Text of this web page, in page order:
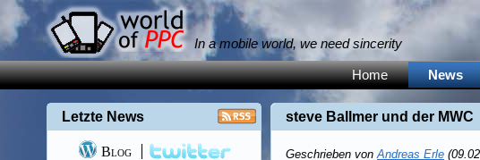
In a mobile world, we need sincerity
Home News
steve Ballmer und der MWC
Geschrieben vonAndreas Erle
Letzte News
Blog